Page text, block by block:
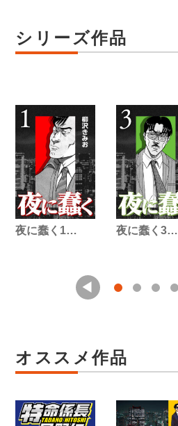
シリーズ作品
夜に蠢く1… 夜に蠢く3…
オススメ作品